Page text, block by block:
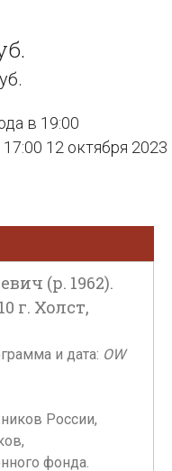
в 19:00
12 октября 2023
(р. 1962).
г. Холст,
и дата: OW
России,
фонда.